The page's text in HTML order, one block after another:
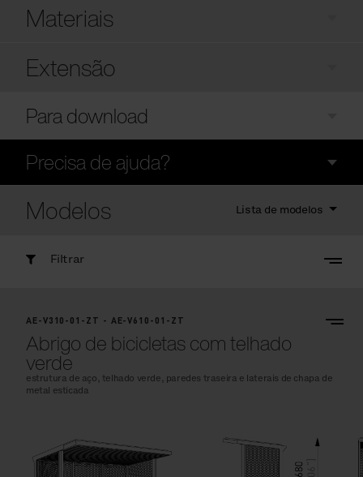
Materiais
Extensão
Para download
Precisa de ajuda?
Modelos Lista de modelos
Filtrar
AE-V310-01-ZT - AE-V610-01-ZT
Abrigo de bicicletas com telhado
verde
estrutura de aço, telhado verde, paredes traseira e laterais de chapa de
metal esticada